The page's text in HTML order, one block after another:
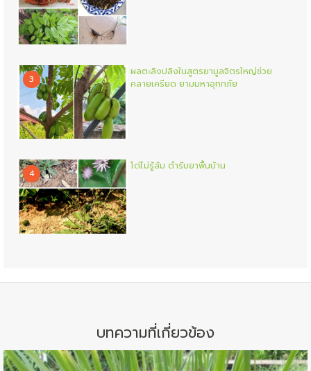
3
ผลตะลิงปลิงในสูตรยามูลจิตรใหญ่ช่วย
คลายเครียด ยามมหาอุทกภัย
4
โด่ไม่รู้ล้ม ตำรับยาพื้นบ้าน
บทความที่เกี่ยวข้อง